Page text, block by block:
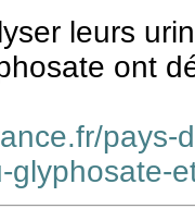
leurs
ont
pays-
glyphosate-